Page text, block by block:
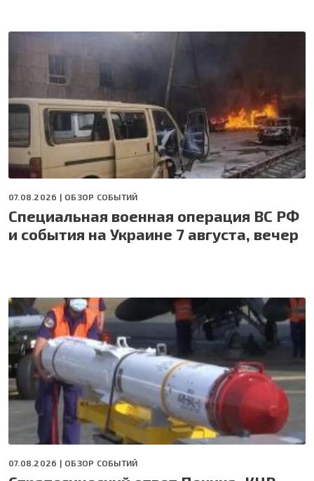
07.08.2026 | ОБЗОР СОБЫТИЙ
Специальная военная операция ВС РФ
и события на Украине 7 августа, вечер
07.08.2026 | ОБЗОР СОБЫТИЙ